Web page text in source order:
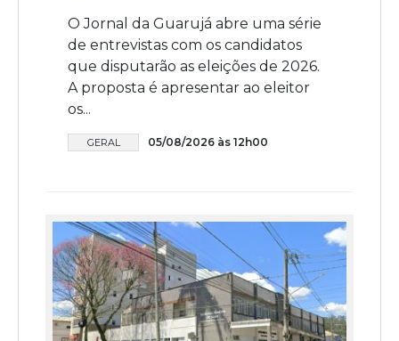
O Jornal da Guarujá abre uma série
de entrevistas com os candidatos
que disputarão as eleições de 2026.
A proposta é apresentar ao eleitor
os...
GERAL 05/08/2026 às 12h00